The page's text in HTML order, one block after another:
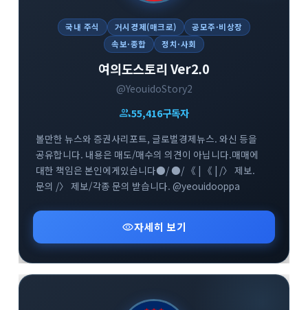
국내 주식 거시경제(매크로)
공모주·비상장
속보·종합
정치·사회
여의도스토리 Ver2.0
@YeouidoStory2
group55,416구독자
볼만한 뉴스와 증권사리포트, 글로벌경제뉴스. 와신 등을
공유합니다. 내용은 매도/매수의 의견이 아닙니다.매매에
대한 책임은 본인에게있습니다●/ ●/ 《 | 《 | /〉 제보.
문의 /〉 제보/각종 문의 받습니다. @yeouidooppa
visibility자세히 보기